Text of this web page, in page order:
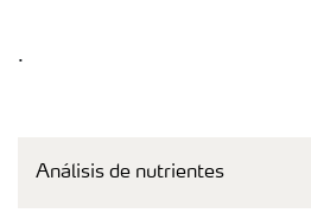
.
Análisis de nutrientes